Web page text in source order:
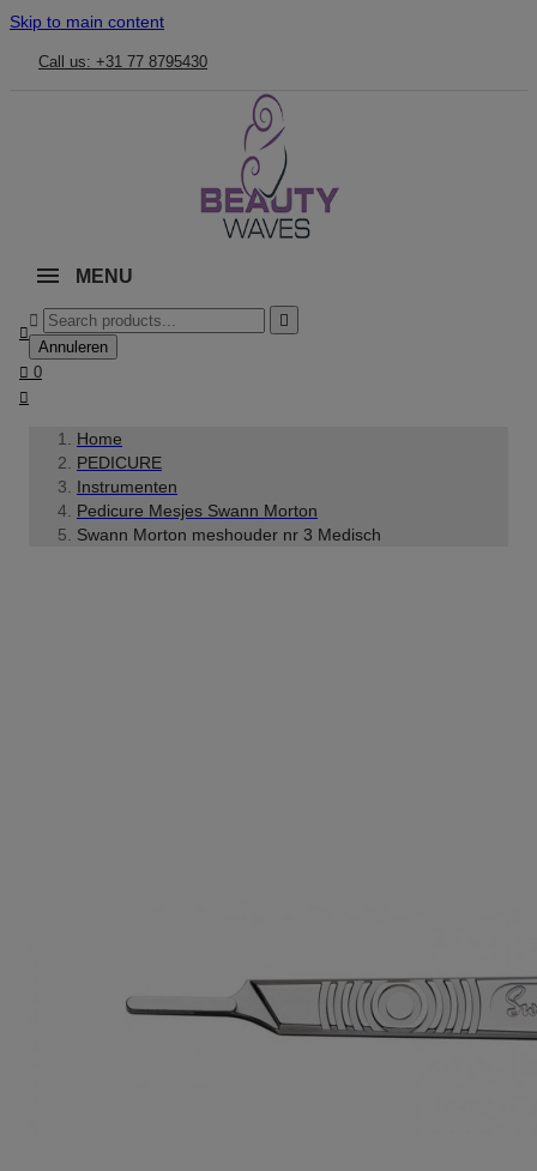
Skip to main content
Call us: +31 77 8795430
MENU



Annuleren
 0

Home
PEDICURE
Instrumenten
Pedicure Mesjes Swann Morton
Swann Morton meshouder nr 3 Medisch